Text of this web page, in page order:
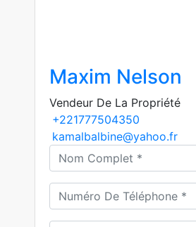
Maxim Nelson
Vendeur De La Propriété
+221777504350
kamalbalbine@yahoo.fr